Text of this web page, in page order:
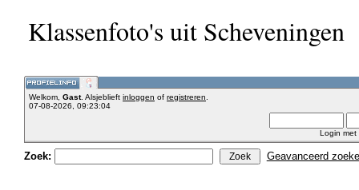
Klassenfoto's uit Scheveningen
Welkom, Gast. Alsjeblieft inloggen of registreren
07-08-2026, 09:23:04
Login met
Zoek: Geavanceerd